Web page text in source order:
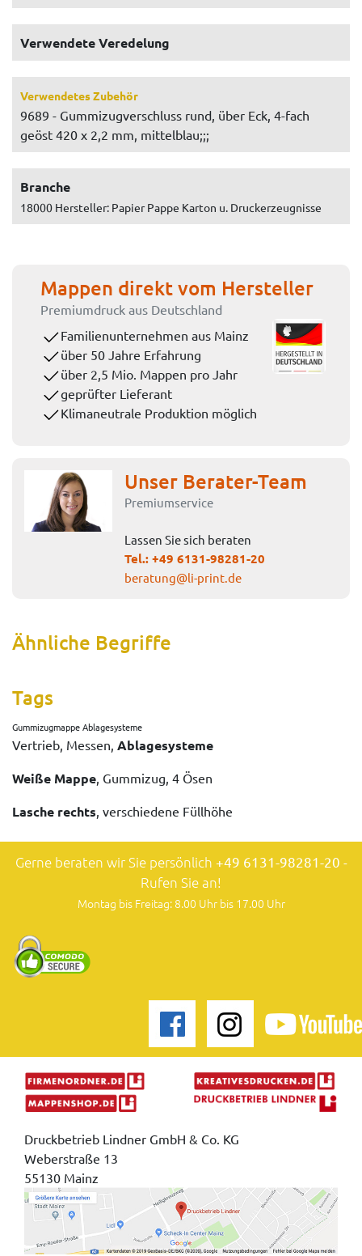
Verwendete Veredelung
Verwendetes Zubehör
9689 - Gummizugverschluss rund, über Eck, 4-fach
geöst 420 x 2,2 mm, mittelblau;;;
Branche
18000 Hersteller: Papier Pappe Karton u. Druckerzeugnisse
Mappen direkt vom Hersteller
Premiumdruck aus Deutschland
Familienunternehmen aus Mainz
über 50 Jahre Erfahrung
über 2,5 Mio. Mappen pro Jahr
geprüfter Lieferant
Klimaneutrale Produktion möglich
Unser Berater-Team
Premiumservice
Lassen Sie sich beraten
Tel.:+49 6131-98281-20
beratung@li-print.de
Ähnliche Begriffe
Tags
Gummizugmappe Ablagesysteme
Vertrieb, Messen, Ablagesysteme
Weiße Mappe, Gummizug, 4 Ösen
Lasche rechts, verschiedene Füllhöhe
Gerne beraten wir Sie persönlich +49 6131-98281-20 -
Rufen Sie an!
Montag bis Freitag: 8.00 Uhr bis 17.00 Uhr
Druckbetrieb Lindner GmbH & Co. KG
Weberstraße 13
55130 Mainz